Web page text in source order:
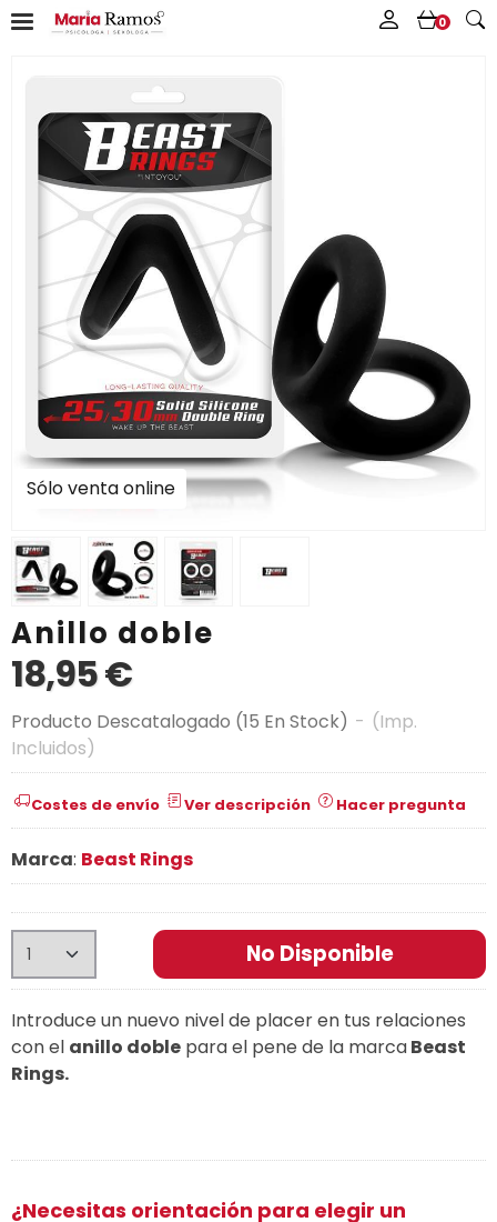
0
Sólo venta online
Anillo doble
18,95 €
Producto Descatalogado (15 En Stock) - (Imp.
Incluidos)
Costes de envío Ver descripción Hacer pregunta
Marca: Beast Rings
No Disponible
Introduce un nuevo nivel de placer en tus relaciones
con el anillo doble para el pene de la marcaBeast
Rings.
¿Necesitas orientación para elegir un